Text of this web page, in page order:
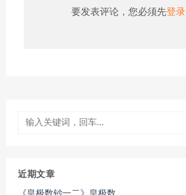
要发表评论，您必须先登录
近期文章